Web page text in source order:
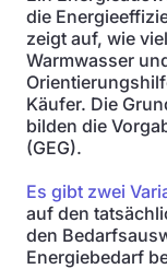
die
zeigt auf, wie
Warmwasser
Käufer. Die
bilden die
(GEG).
Es gibt zwei
auf den
den
Energiebedarf